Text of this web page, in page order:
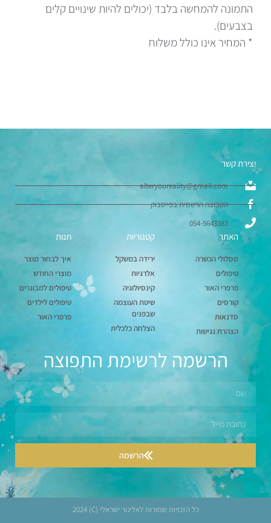
התמונה להמחשה בלבד (יכולים להיות שינויים קלים
בצבעים).
* המחיר אינו כולל משלוח
יצירת קשר
alteryoureality@gmail.com
הקבוצה הרשמית בפייסבוק
054-5643383
האתר
מסלולי הכשרה
טיפולים
פרפרי האור
קורסים
סדנאות
הצהרת נגישות
קטגוריות
ירידה במשקל
אלרגיות
קינסיולוגיה
שיטת העוצמה
שבפנים
הצלחה כלכלית
חנות
איך לבחור מוצר
מוצרי החודש
טיפולים למבוגרים
טיפולים לילדים
פרפרי האור
הרשמה לרשימת התפוצה
הרשמה
כל הזכויות שמורות לאלינור ישראלי (C) 2024